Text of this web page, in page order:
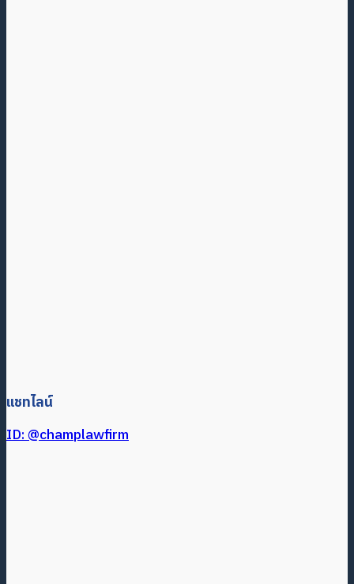
แชทไลน์
ID: @champlawfirm